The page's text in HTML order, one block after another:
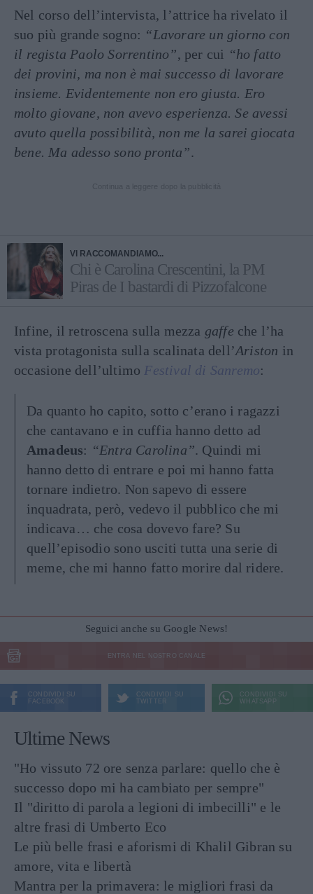
Nel corso dell’intervista, l’attrice ha rivelato il
suo più grande sogno: “Lavorare un giorno con
il regista Paolo Sorrentino”, per cui “ho fatto
dei provini, ma non è mai successo di lavorare
insieme. Evidentemente non ero giusta. Ero
molto giovane, non avevo esperienza. Se avessi
avuto quella possibilità, non me la sarei giocata
bene. Ma adesso sono pronta”.
VI RACCOMANDIAMO...
Chi è Carolina Crescentini, la PM
Piras de I bastardi di Pizzofalcone
Infine, il retroscena sulla mezza gaffe che l’ha
vista protagonista sulla scalinata dell’Ariston in
occasione dell’ultimo Festival di Sanremo:
Da quanto ho capito, sotto c’erano i ragazzi
che cantavano e in cuffia hanno detto ad
Amadeus: “Entra Carolina”. Quindi mi
hanno detto di entrare e poi mi hanno fatta
tornare indietro. Non sapevo di essere
inquadrata, però, vedevo il pubblico che mi
indicava… che cosa dovevo fare? Su
quell’episodio sono usciti tutta una serie di
meme, che mi hanno fatto morire dal ridere.
Seguici anche su Google News!
ENTRA NEL NOSTRO CANALE
CONDIVIDI SU
FACEBOOK
CONDIVIDI SU
TWITTER
CONDIVIDI SU
WHATSAPP
Ultime News
"Ho vissuto 72 ore senza parlare: quello che è
successo dopo mi ha cambiato per sempre"
Il "diritto di parola a legioni di imbecilli" e le
altre frasi di Umberto Eco
Le più belle frasi e aforismi di Khalil Gibran su
amore, vita e libertà
Mantra per la primavera: le migliori frasi da